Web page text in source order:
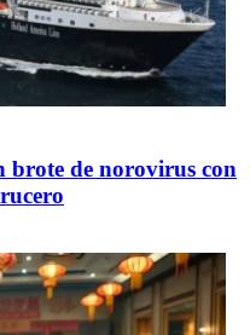
de norovirus con